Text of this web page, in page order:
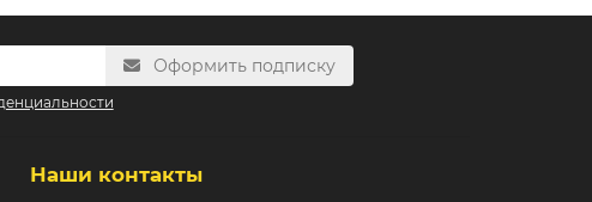
Оформить подписку
Наши контакты